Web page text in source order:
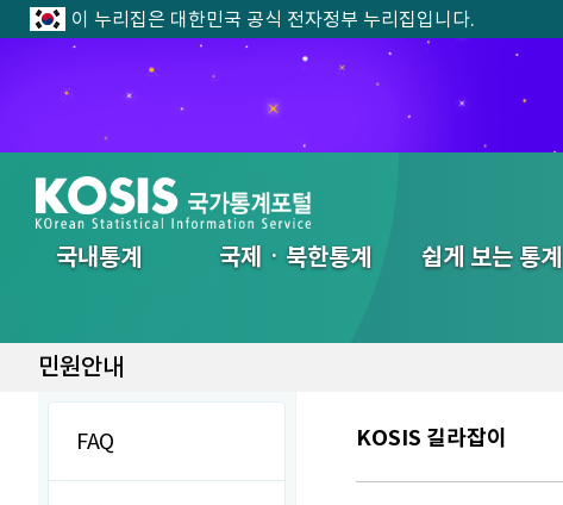
이 누리집은 대한민국 공식 전자정부 누리집입니다.
국내통계 국제ㆍ북한통계 쉽게 보는 통계
민원안내
FAQ KOSIS 길라잡이